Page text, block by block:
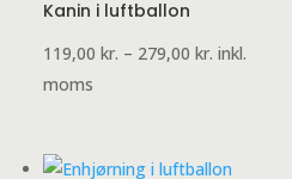
Kanin i luftballon
119,00kr. – 279,00kr. Prisinterval:
inkl.
moms